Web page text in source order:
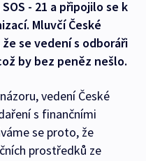
- 21 a připojilo se k
Mluvčí České
se vedení s odboráři
by bez peněz nešlo.
vedení České
s finančními
se proto, že
prostředků ze